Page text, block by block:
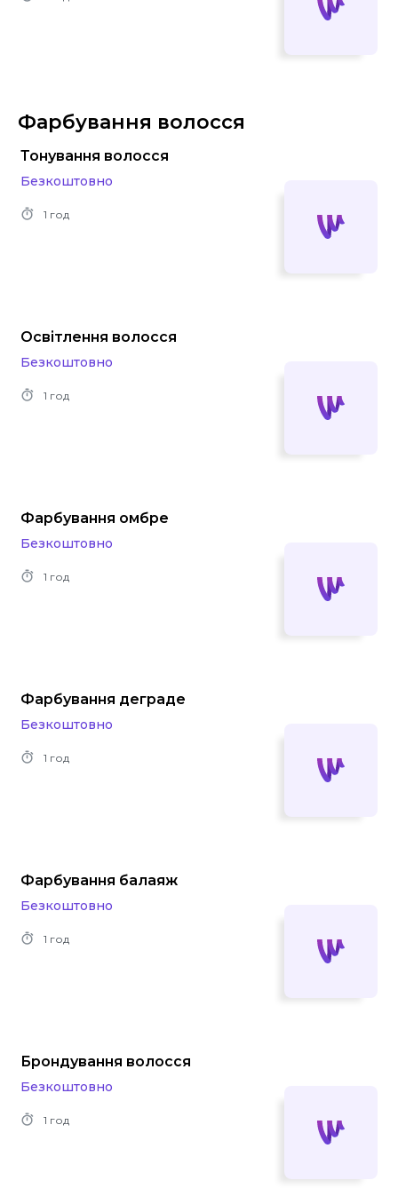
Фарбування волосся
Тонування волосся
Безкоштовно
1 год
Освітлення волосся
Безкоштовно
1 год
Фарбування омбре
Безкоштовно
1 год
Фарбування деграде
Безкоштовно
1 год
Фарбування балаяж
Безкоштовно
1 год
Брондування волосся
Безкоштовно
1 год